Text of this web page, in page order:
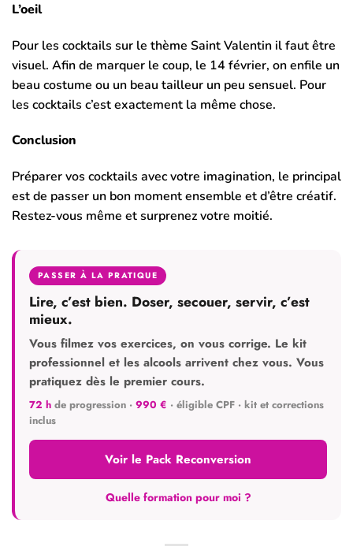
L’oeil
Pour les cocktails sur le thème Saint Valentin il faut être
visuel. Afin de marquer le coup, le 14 février, on enfile un
beau costume ou un beau tailleur un peu sensuel. Pour
les cocktails c’est exactement la même chose.
Conclusion
Préparer vos cocktails avec votre imagination, le principal
est de passer un bon moment ensemble et d’être créatif.
Restez-vous même et surprenez votre moitié.
PASSER À LA PRATIQUE
Lire, c’est bien. Doser, secouer, servir, c’est
mieux.
Vous filmez vos exercices, on vous corrige. Le kit
professionnel et les alcools arrivent chez vous. Vous
pratiquez dès le premier cours.
72 h de progression · 990 € · éligible CPF · kit et corrections
inclus
Voir le Pack Reconversion
Quelle formation pour moi ?